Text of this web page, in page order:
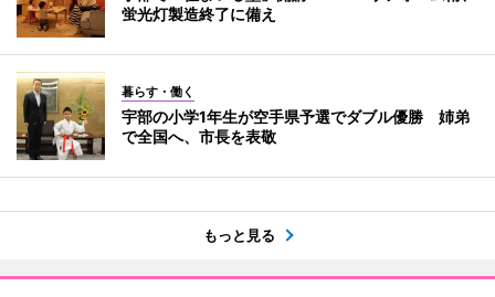
蛍光灯製造終了に備え
暮らす・働く
宇部の小学1年生が空手県予選でダブル優勝 姉弟
で全国へ、市長を表敬
もっと見る